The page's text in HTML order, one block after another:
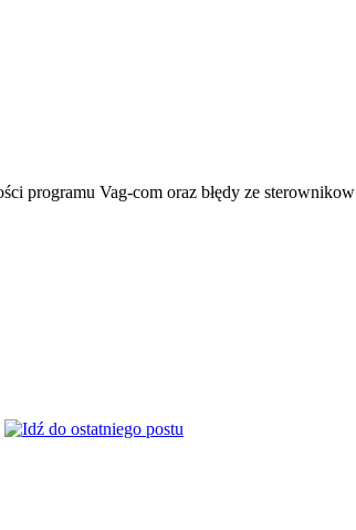
programu Vag-com oraz błędy ze sterownikow